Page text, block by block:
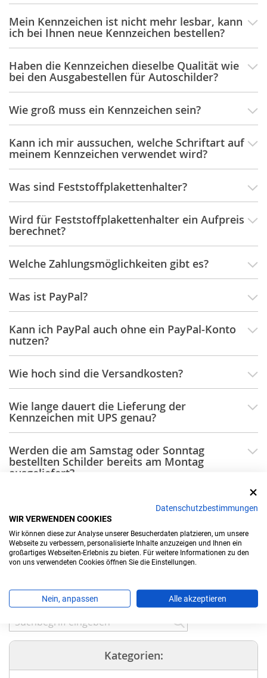
Mein Kennzeichen ist nicht mehr lesbar, kann
ich bei Ihnen neue Kennzeichen bestellen?
Haben die Kennzeichen dieselbe Qualität wie
bei den Ausgabestellen für Autoschilder?
Wie groß muss ein Kennzeichen sein?
Kann ich mir aussuchen, welche Schriftart auf
meinem Kennzeichen verwendet wird?
Was sind Feststoffplakettenhalter?
Wird für Feststoffplakettenhalter ein Aufpreis
berechnet?
Welche Zahlungsmöglichkeiten gibt es?
Was ist PayPal?
Kann ich PayPal auch ohne ein PayPal-Konto
nutzen?
Wie hoch sind die Versandkosten?
Wie lange dauert die Lieferung der
Kennzeichen mit UPS genau?
Werden die am Samstag oder Sonntag
bestellten Schilder bereits am Montag
ausgeliefert?
Gibt es beim Prägen von Kennzeichen ein
Widerrufrecht?
Ist die Abholung in der Filiale in Hamburg
möglich?
Kategorien:
Datenschutzbestimmungen
WIR VERWENDEN COOKIES
Wir können diese zur Analyse unserer Besucherdaten platzieren, um unsere
Webseite zu verbessern, personalisierte Inhalte anzuzeigen und Ihnen ein
großartiges Webseiten-Erlebnis zu bieten. Für weitere Informationen zu den
von uns verwendeten Cookies öffnen Sie die Einstellungen.
Nein, anpassen Alle akzeptieren